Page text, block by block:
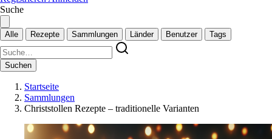
Suche
Alle Rezepte Sammlungen Länder Benutzer Tags
Suchen
Startseite
Sammlungen
Christstollen Rezepte – traditionelle Varianten